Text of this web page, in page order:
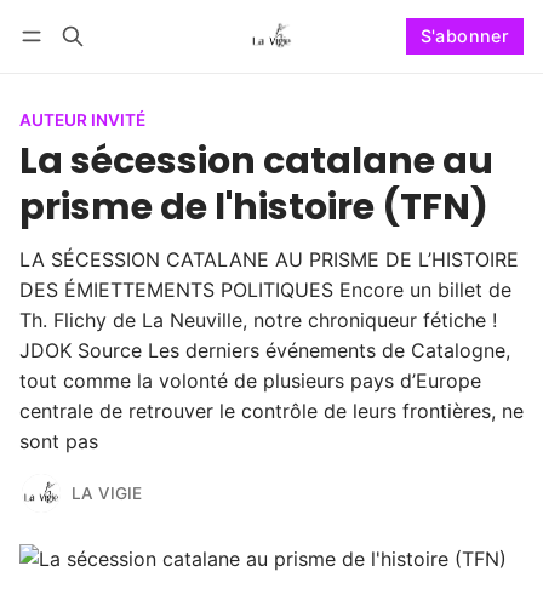
S'abonner
AUTEUR INVITÉ
La sécession catalane au
prisme de l'histoire (TFN)
LA SÉCESSION CATALANE AU PRISME DE L’HISTOIRE
DES ÉMIETTEMENTS POLITIQUES Encore un billet de
Th. Flichy de La Neuville, notre chroniqueur fétiche !
JDOK Source Les derniers événements de Catalogne,
tout comme la volonté de plusieurs pays d’Europe
centrale de retrouver le contrôle de leurs frontières, ne
sont pas
LA VIGIE